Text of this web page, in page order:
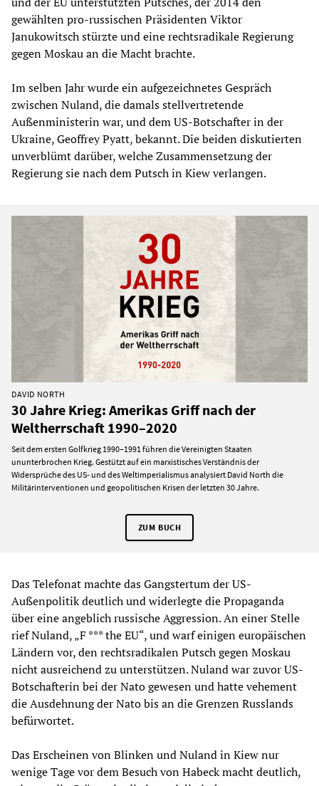
gewählten pro-russischen Präsidenten Viktor
Janukowitsch stürzte und eine rechtsradikale Regierung
gegen Moskau an die Macht brachte.
Im selben Jahr wurde ein aufgezeichnetes Gespräch
zwischen Nuland, die damals stellvertretende
Außenministerin war, und dem US-Botschafter in der
Ukraine, Geoffrey Pyatt, bekannt. Die beiden diskutierten
unverblümt darüber, welche Zusammensetzung der
Regierung sie nach dem Putsch in Kiew verlangen.
DAVID NORTH
30 Jahre Krieg: Amerikas Griff nach der
Weltherrschaft 1990–2020
Seit dem ersten Golfkrieg 1990–1991 führen die Vereinigten Staaten
ununterbrochen Krieg. Gestützt auf ein marxistisches Verständnis der
Widersprüche des US- und des Weltimperialismus analysiert David North die
Militärinterventionen und geopolitischen Krisen der letzten 30 Jahre.
ZUM BUCH
Das Telefonat machte das Gangstertum der US-
Außenpolitik deutlich und widerlegte die Propaganda
über eine angeblich russische Aggression. An einer Stelle
rief Nuland, „F *** the EU“, und warf einigen europäischen
Ländern vor, den rechtsradikalen Putsch gegen Moskau
nicht ausreichend zu unterstützen. Nuland war zuvor US-
Botschafterin bei der Nato gewesen und hatte vehement
die Ausdehnung der Nato bis an die Grenzen Russlands
befürwortet.
Das Erscheinen von Blinken und Nuland in Kiew nur
wenige Tage vor dem Besuch von Habeck macht deutlich,